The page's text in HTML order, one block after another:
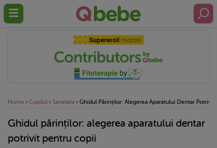
Home › Copilul › Sanatate › Ghidul Părinților: Alegerea Aparatului Dentar Potrivit
Ghidul părinților: alegerea aparatului dentar
potrivit pentru copii